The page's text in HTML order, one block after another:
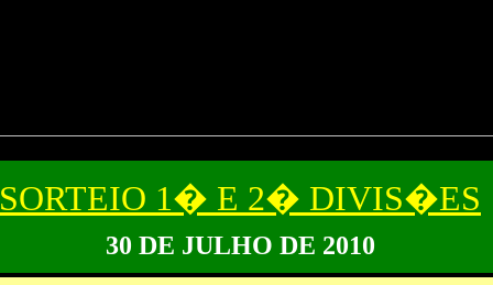
SORTEIO 1� E 2� DIVIS�ES
30 DE JULHO DE 2010